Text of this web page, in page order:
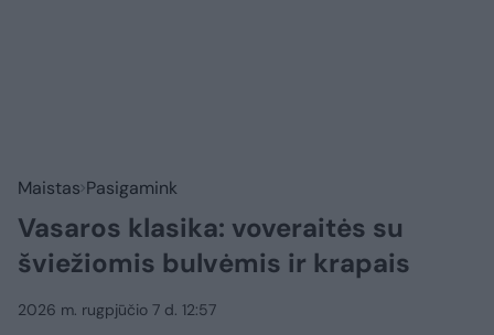
Maistas Pasigamink
Vasaros klasika: voveraitės su
šviežiomis bulvėmis ir krapais
2026 m. rugpjūčio 7 d. 12:57